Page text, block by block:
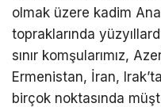
olmak üzere kadim
topraklarında
sınır komşularımız,
Ermenistan, İran,
birçok noktasında